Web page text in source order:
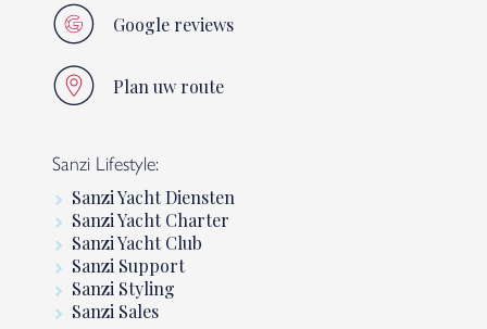
Google reviews
Plan uw route
Sanzi Lifestyle:
Sanzi Yacht Diensten
Sanzi Yacht Charter
Sanzi Yacht Club
Sanzi Support
Sanzi Styling
Sanzi Sales